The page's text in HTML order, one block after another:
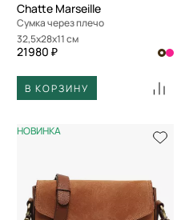
Chatte Marseille
Сумка через плечо
32,5x28x11 см
21980 ₽
В КОРЗИНУ
НОВИНКА